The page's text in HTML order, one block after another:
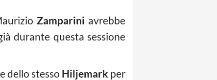
Zamparini avrebbe
durante questa sessione
dello stesso Hiljemark per